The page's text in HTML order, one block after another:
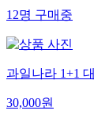
12명 구매중
과일나라 1+1
30,000원